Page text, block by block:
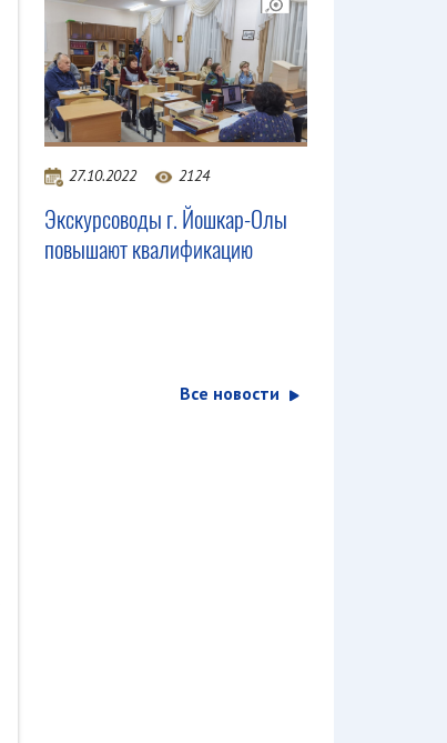
27.10.2022 2124
Экскурсоводы г. Йошкар-Олы
повышают квалификацию
Все новости